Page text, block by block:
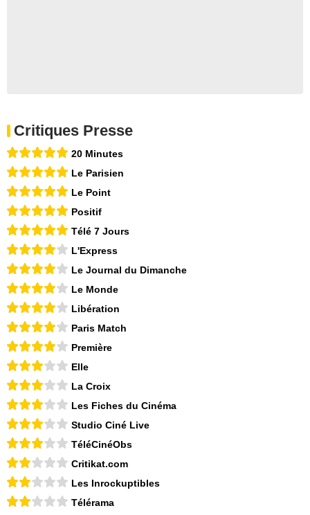
Critiques Presse
20 Minutes
Le Parisien
Le Point
Positif
Télé 7 Jours
L'Express
Le Journal du Dimanche
Le Monde
Libération
Paris Match
Première
Elle
La Croix
Les Fiches du Cinéma
Studio Ciné Live
TéléCinéObs
Critikat.com
Les Inrockuptibles
Télérama